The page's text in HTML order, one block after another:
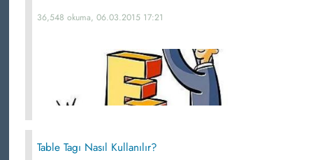
36,548 okuma, 06.03.2015 17:21
Table Tagı Nasıl Kullanılır?